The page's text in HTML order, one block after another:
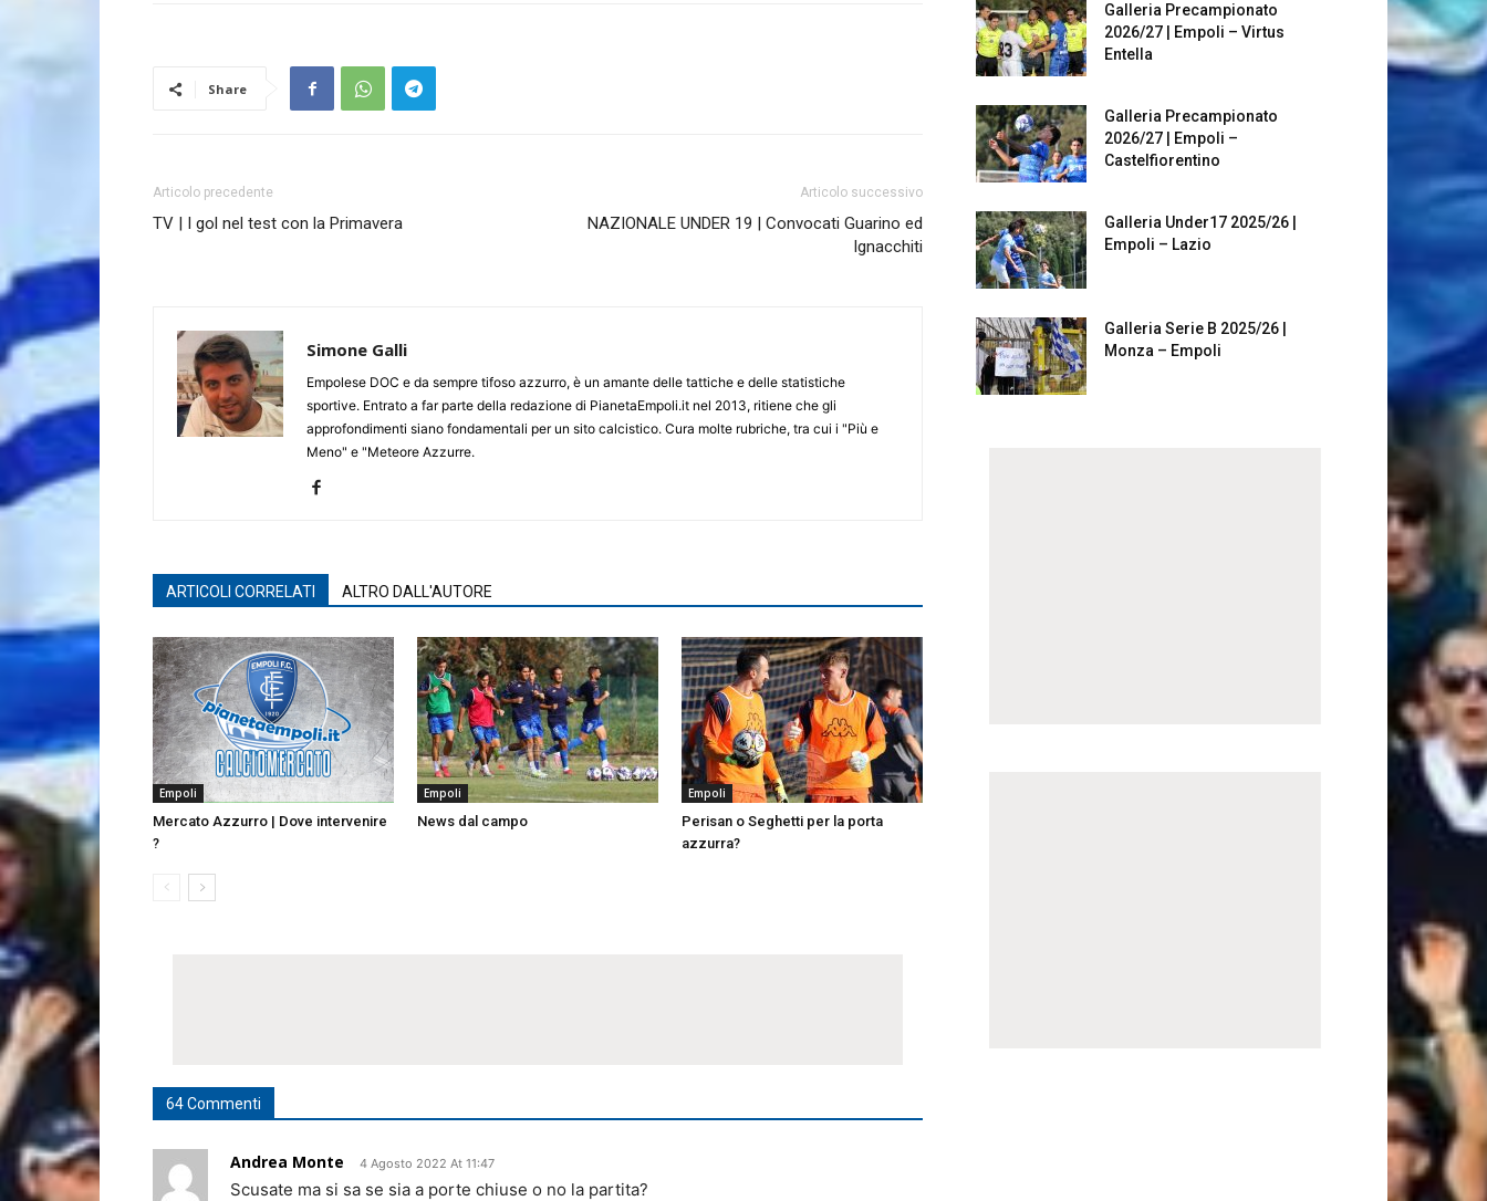
Share
Articolo precedente
TV | I gol nel test con la Primavera
Articolo successivo
NAZIONALE UNDER 19 | Convocati Guarino ed
Ignacchiti
Simone Galli
Empolese DOC e da sempre tifoso azzurro, è un amante delle tattiche e delle statistiche
sportive. Entrato a far parte della redazione di PianetaEmpoli.it nel 2013, ritiene che gli
approfondimenti siano fondamentali per un sito calcistico. Cura molte rubriche, tra cui i "Più e
Meno" e "Meteore Azzurre.
ARTICOLI CORRELATI ALTRO DALL'AUTORE
Empoli
Mercato Azzurro | Dove intervenire
?
Empoli
News dal campo
Empoli
Perisan o Seghetti per la porta
azzurra?
64 Commenti
Andrea Monte 4 Agosto 2022 At 11:47
Scusate ma si sa se sia a porte chiuse o no la partita?
Galleria Precampionato
2026/27 | Empoli – Virtus
Entella
Galleria Precampionato
2026/27 | Empoli –
Castelfiorentino
Galleria Under17 2025/26 |
Empoli – Lazio
Galleria Serie B 2025/26 |
Monza – Empoli